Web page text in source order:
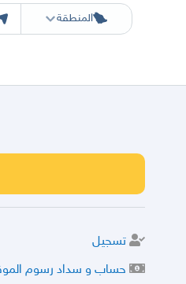
المنطقة
الرياض الشرقيه حفر
تسجيل
حساب و سداد رسوم